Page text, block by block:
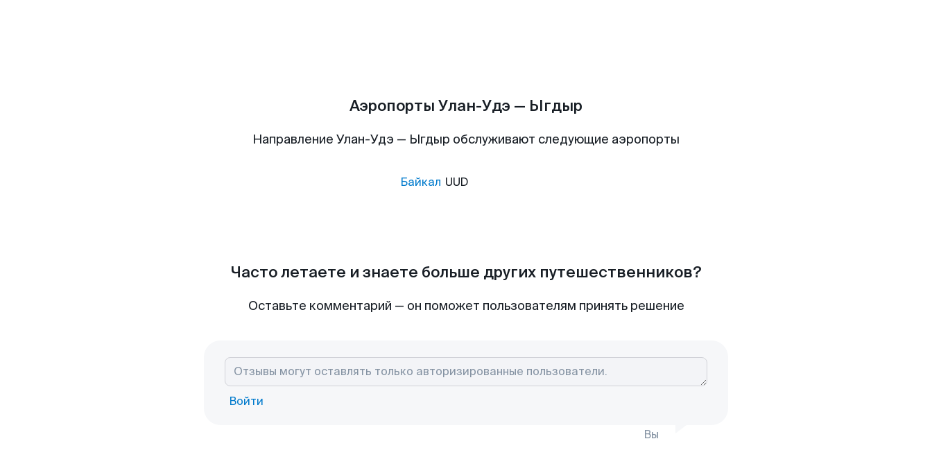
Аэропорты Улан-Удэ — Ыгдыр
Направление Улан-Удэ — Ыгдыр обслуживают следующие аэропорты
Байкал UUD
Часто летаете и знаете больше других путешественников?
Оставьте комментарий — он поможет пользователям принять решение
Войти
Вы